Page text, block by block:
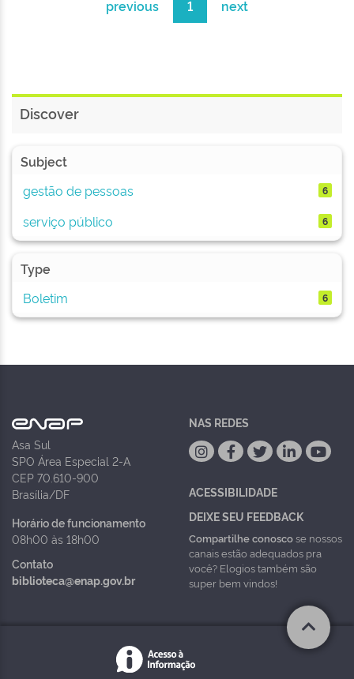
previous 1 next
Discover
Subject
gestão de pessoas
6
serviço público 6
Type
Boletim
6
Asa Sul
SPO Área Especial 2-A
CEP 70.610-900
Brasília/DF
Horário de funcionamento
08h00 às 18h00
Contato
biblioteca@enap.gov.br
NAS REDES
ACESSIBILIDADE
DEIXE SEU FEEDBACK
Compartilhe conoscose nossos
canais estão adequados pra
você? Elogios também são
super bem vindos!